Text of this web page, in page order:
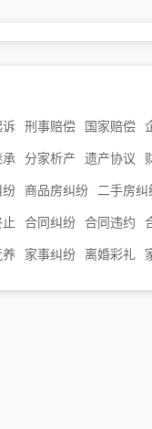
诉 刑事赔偿 国家赔偿
承 分家析产 遗产协议
纷 商品房纠纷 二手房纠
止 合同纠纷 合同违约
养 家事纠纷 离婚彩礼